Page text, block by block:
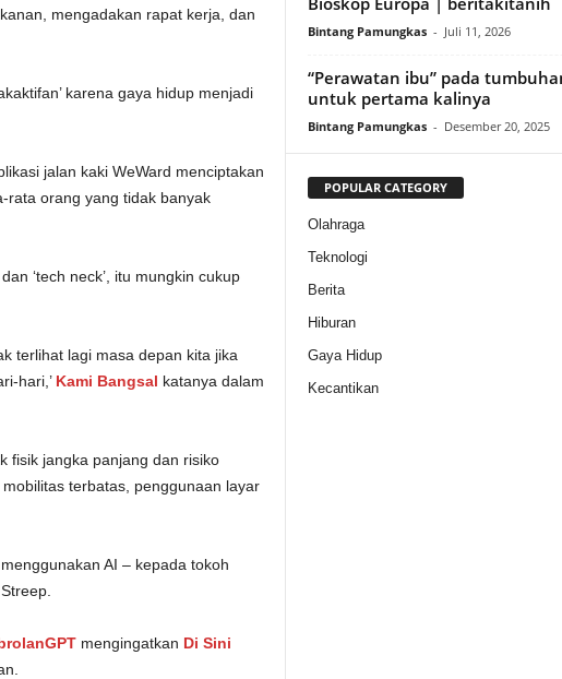
mengadakan rapat kerja, dan
karena gaya hidup menjadi
jalan kaki WeWard menciptakan
rata orang yang tidak banyak
‘tech neck’, itu mungkin cukup
terlihat lagi masa depan kita jika
hari,’ Kami Bangsal katanya dalam
fisik jangka panjang dan risiko
terbatas, penggunaan layar
AI – kepada tokoh
mengingatkan Di Sini
Bintang Pamungkas - Juli 11, 2026
“Perawatan ibu” pada
untuk pertama kalinya
Bintang Pamungkas - Desember 20, 2025
POPULAR CATEGORY
Olahraga
Teknologi
Berita
Hiburan
Gaya Hidup
Kecantikan